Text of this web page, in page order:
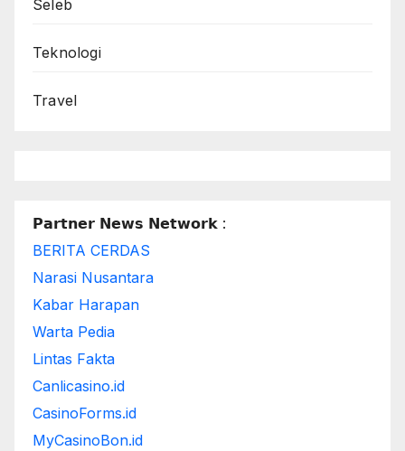
Seleb
Teknologi
Travel
𝗣𝗮𝗿𝘁𝗻𝗲𝗿 𝗡𝗲𝘄𝘀 𝗡𝗲𝘁𝘄𝗼𝗿𝗸 :
BERITA CERDAS
Narasi Nusantara
Kabar Harapan
Warta Pedia
Lintas Fakta
Canlicasino.id
CasinoForms.id
MyCasinoBon.id